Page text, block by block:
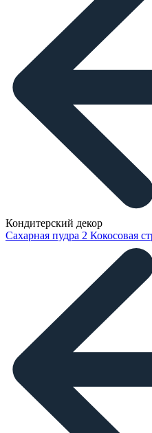
Кондитерский декор
Сахарная пудра 2 Кокосовая